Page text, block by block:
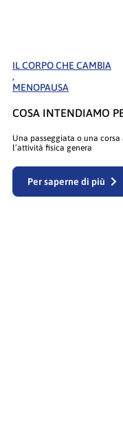
IL CORPO CHE CAMBIA
,
MENOPAUSA
COSA INTENDIAMO
Una passeggiata o una
l’attività fisica genera
Per saperne di più